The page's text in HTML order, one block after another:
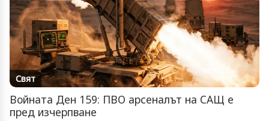
Свят
Войната Ден 159: ПВО арсеналът на САЩ е
пред изчерпване